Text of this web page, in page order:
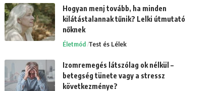
Hogyan menj tovább, ha minden
kilátástalannak tűnik? Lelki útmutató
nőknek
Életmód Test és Lélek
Izomremegés látszólag ok nélkül –
betegség tünete vagy a stressz
következménye?